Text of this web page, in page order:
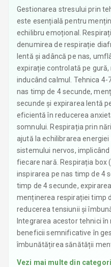
Gestionarea stresului prin
este esențială pentru
echilibru emoțional.
denumirea de respirație
lentă și adâncă pe nas,
expirație controlată pe
inducând calmul. Tehnica
nas timp de 4 secunde,
secunde și expirarea lentă
eficientă în reducerea
somnului. Respirația prin
ajută la echilibrarea
sistemului nervos,
fiecare nară. Respirația box
inspirarea pe nas timp de 4
timp de 4 secunde,
menținerea respirației timp
reducerea tensiunii și
Integrarea acestor tehnici
beneficii semnificative în
îmbunătățirea sănătății
Vezi mai multe din